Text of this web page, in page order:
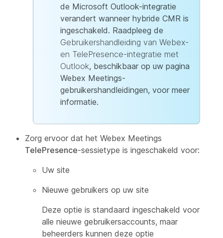
de Microsoft Outlook-integratie
verandert wanneer hybride CMR is
ingeschakeld. Raadpleeg de
Gebruikershandleiding van Webex-
en TelePresence-integratie met
Outlook, beschikbaar op uw pagina
Webex Meetings-
gebruikershandleidingen, voor meer
informatie.
Zorg ervoor dat het Webex Meetings
TelePresence-sessietype is ingeschakeld voor:
Uw site
Nieuwe gebruikers op uw site
Deze optie is standaard ingeschakeld voor
alle nieuwe gebruikersaccounts, maar
beheerders kunnen deze optie